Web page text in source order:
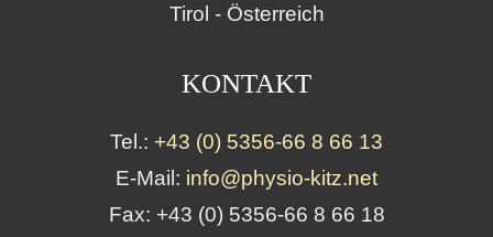
Tirol - Österreich
KONTAKT
Tel.: +43 (0) 5356-66 8 66 13
E-Mail: info@physio-kitz.net
Fax: +43 (0) 5356-66 8 66 18